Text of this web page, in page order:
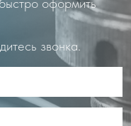
звонка.